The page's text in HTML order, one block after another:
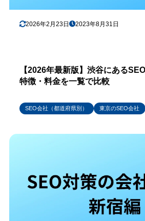
2026年2月23日 2023年8月31日
【2026年最新版】渋谷にある
特徴・料金を一覧で比較
SEO会社（都道府県別） 東京のSEO会社